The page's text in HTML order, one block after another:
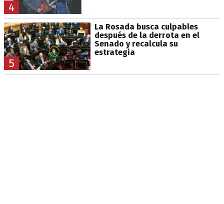
4
5
La Rosada busca culpables
después de la derrota en el
Senado y recalcula su
estrategia